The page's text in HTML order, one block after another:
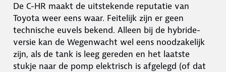
De C-HR maakt de uitstekende reputatie van
Toyota weer eens waar. Feitelijk zijn er geen
technische euvels bekend. Alleen bij de hybride-
versie kan de Wegenwacht wel eens noodzakelijk
zijn, als de tank is leeg gereden en het laatste
stukje naar de pomp elektrisch is afgelegd (of dat